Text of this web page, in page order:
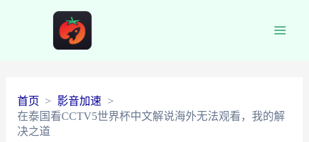
首页
影音加速
在泰国看CCTV5世界杯中文解说海外无法观看，我的解
决之道